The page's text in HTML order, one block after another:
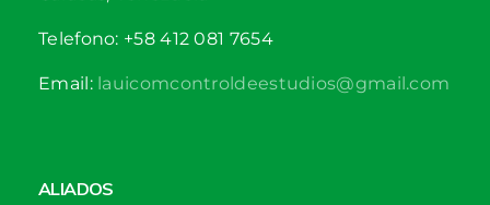
Telefono: +58 412 081 7654
Email:lauicomcontroldeestudios@gmail.com
ALIADOS